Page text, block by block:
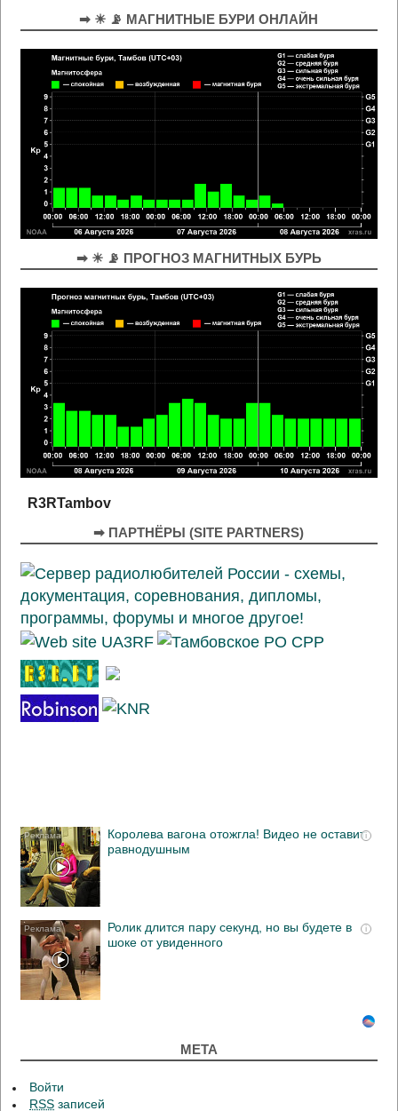
➡ ☀ 📡 МАГНИТНЫЕ БУРИ ОНЛАЙН
➡ ☀ 📡 ПРОГНОЗ МАГНИТНЫХ БУРЬ
R3RTambov
➡ ПАРТНЁРЫ (SITE PARTNERS)
i
Королева вагона отожгла! Видео не оставит
равнодушным
i
Ролик длится пару секунд, но вы будете в
шоке от увиденного
МЕТА
Войти
RSS записей